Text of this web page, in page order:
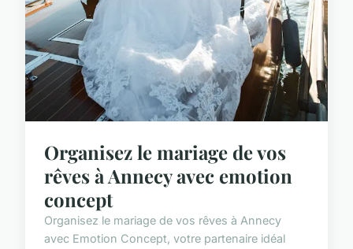
Organisez le mariage de vos
rêves à Annecy avec emotion
concept
Organisez le mariage de vos rêves à Annecy
avec Emotion Concept, votre partenaire idéal